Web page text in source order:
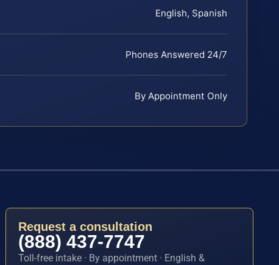
English, Spanish
Phones Answered 24/7
By Appointment Only
Request a consultation
(888) 437-7747
Toll-free intake · By appointment · English &